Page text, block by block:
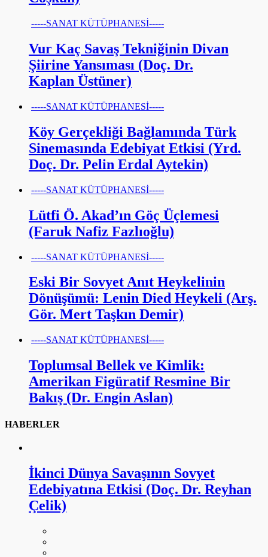
-----SANAT KÜTÜPHANESİ-----
Vur Kaç Savaş Tekniğinin Divan
Şiirine Yansıması (Doç. Dr.
Kaplan Üstüner)
-----SANAT KÜTÜPHANESİ-----
Köy Gerçekliği Bağlamında Türk
Sinemasında Edebiyat Etkisi (Yrd.
Doç. Dr. Pelin Erdal Aytekin)
-----SANAT KÜTÜPHANESİ-----
Lütfi Ö. Akad’ın Göç Üçlemesi
(Faruk Nafiz Fazlıoğlu)
-----SANAT KÜTÜPHANESİ-----
Eski Bir Sovyet Anıt Heykelinin
Dönüşümü: Lenin Died Heykeli (Arş.
Gör. Mert Taşkın Demir)
-----SANAT KÜTÜPHANESİ-----
Toplumsal Bellek ve Kimlik:
Amerikan Figüratif Resmine Bir
Bakış (Dr. Engin Aslan)
HABERLER
İkinci Dünya Savaşının Sovyet
Edebiyatına Etkisi (Doç. Dr. Reyhan
Çelik)